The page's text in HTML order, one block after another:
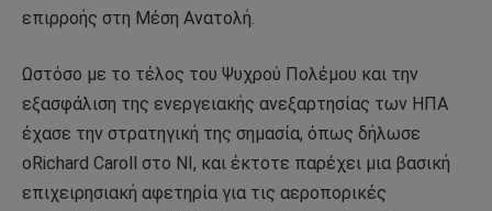
επιρροής στη Μέση Ανατολή.
Ωστόσο με το τέλος του Ψυχρού Πολέμου και την
εξασφάλιση της ενεργειακής ανεξαρτησίας των ΗΠΑ
έχασε την στρατηγική της σημασία, όπως δήλωσε
οRichard Caroll στο NI, και έκτοτε παρέχει μια βασική
επιχειρησιακή αφετηρία για τις αεροπορικές